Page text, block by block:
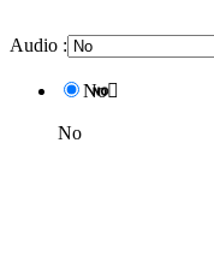
Audio :
No
No